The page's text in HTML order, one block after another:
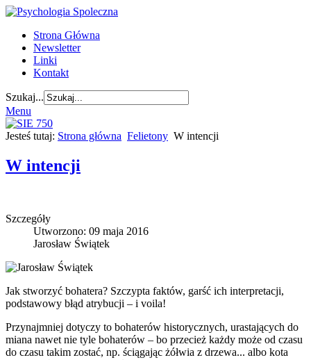
Strona Główna
Newsletter
Linki
Kontakt
Szukaj...
Menu
Jesteś tutaj: Strona główna Felietony W intencji
W intencji
Szczegóły
Utworzono: 09 maja 2016
Jarosław Świątek
Jak stworzyć bohatera? Szczypta faktów, garść ich interpretacji,
podstawowy błąd atrybucji – i voila!
Przynajmniej dotyczy to bohaterów historycznych, urastających do
miana nawet nie tyle bohaterów – bo przecież każdy może od czasu
do czasu takim zostać, np. ściągając żółwia z drzewa... albo kota